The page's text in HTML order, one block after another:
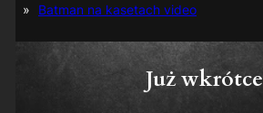
Batman na kasetach video
Już wkrótce